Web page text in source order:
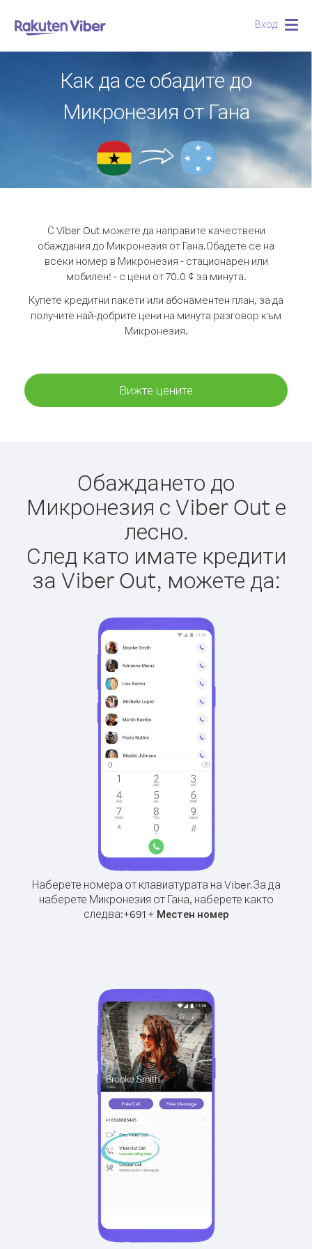
Вход
Как да се обадите до
Микронезия от Гана
С Viber Out можете да направите качествени
обаждания до Микронезия от Гана.Обадете се на
всеки номер в Микронезия - стационарен или
мобилен! - с цени от 70.0 ¢ за минута.
Купете кредитни пакети или абонаментен план, за да
получите най-добрите цени на минута разговор към
Микронезия.
Вижте цените
Обаждането до
Микронезия с Viber Out е
лесно.
След като имате кредити
за Viber Out, можете да:
Наберете номера от клавиатурата на Viber.За да
наберете Микронезия от Гана, наберете както
следва:+691+ Местен номер